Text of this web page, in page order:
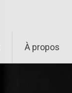
À propos